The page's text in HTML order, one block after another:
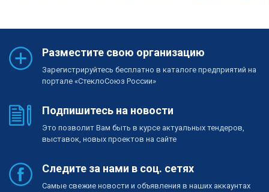
Разместите свою организацию
Зарегистрируйтесь бесплатно в каталоге предприятий на
портале «СтеклоСоюз России»
Подпишитесь на новости
Это позволит Вам быть в курсе актуальных тендеров,
выставок, новых проектов на сайте
Следите за нами в соц. сетях
Самые свежие новости и объявления в наших аккаунтах